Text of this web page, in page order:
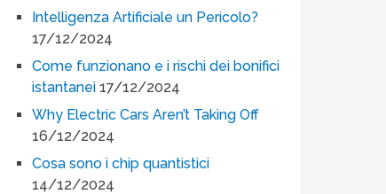
Intelligenza Artificiale un Pericolo?
17/12/2024
Come funzionano e i rischi dei bonifici
istantanei 17/12/2024
Why Electric Cars Aren’t Taking Off
16/12/2024
Cosa sono i chip quantistici
14/12/2024